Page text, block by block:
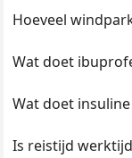
Hoeveel
Wat doet
Wat doet
Is reistijd